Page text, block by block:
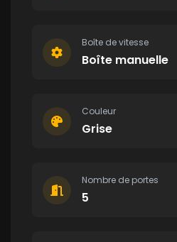
Boîte de vitesse
Boîte manuelle
Couleur
Grise
Nombre de portes
5